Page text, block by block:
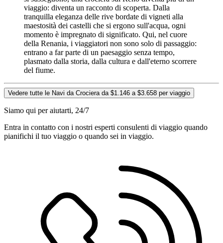
viaggio: diventa un racconto di scoperta. Dalla
tranquilla eleganza delle rive bordate di vigneti alla
maestosità dei castelli che si ergono sull'acqua, ogni
momento è impregnato di significato. Qui, nel cuore
della Renania, i viaggiatori non sono solo di passaggio:
entrano a far parte di un paesaggio senza tempo,
plasmato dalla storia, dalla cultura e dall'eterno scorrere
del fiume.
Vedere tutte le Navi da Crociera da $1.146 a $3.658 per viaggio
Siamo qui per aiutarti, 24/7
Entra in contatto con i nostri esperti consulenti di viaggio quando
pianifichi il tuo viaggio o quando sei in viaggio.